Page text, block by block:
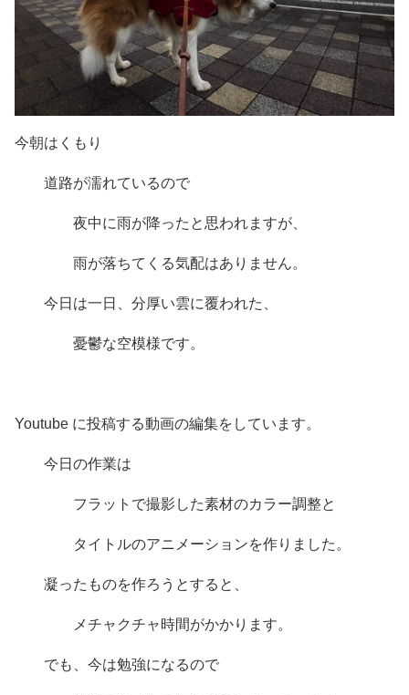
今朝はくもり
道路が濡れているので
夜中に雨が降ったと思われますが、
雨が落ちてくる気配はありません。
今日は一日、分厚い雲に覆われた、
憂鬱な空模様です。
Youtube に投稿する動画の編集をしています。
今日の作業は
フラットで撮影した素材のカラー調整と
タイトルのアニメーションを作りました。
凝ったものを作ろうとすると、
メチャクチャ時間がかかります。
でも、今は勉強になるので